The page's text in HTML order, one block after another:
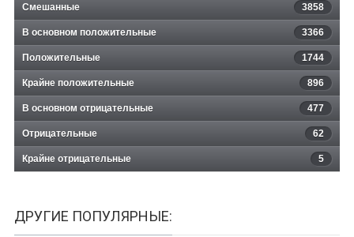
Смешанные 3858
В основном положительные 3366
Положительные 1744
Крайне положительные 896
В основном отрицательные 477
Отрицательные 62
Крайне отрицательные 5
ДРУГИЕ ПОПУЛЯРНЫЕ: